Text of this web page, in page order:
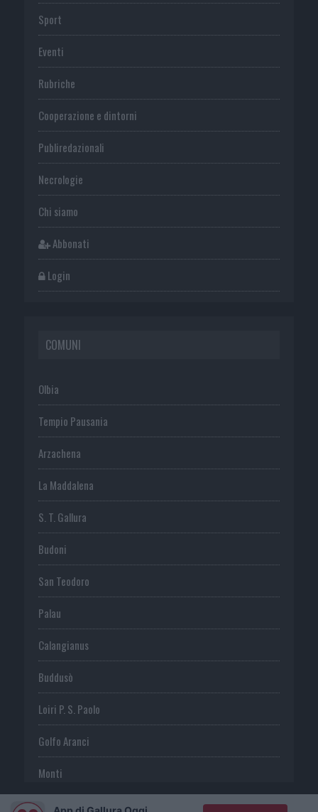
Sport
Eventi
Rubriche
Cooperazione e dintorni
Publiredazionali
Necrologie
Chi siamo
Abbonati
Login
COMUNI
Olbia
Tempio Pausania
Arzachena
La Maddalena
S. T. Gallura
Budoni
San Teodoro
Palau
Calangianus
Buddusò
Loiri P. S. Paolo
Golfo Aranci
Monti
Telti